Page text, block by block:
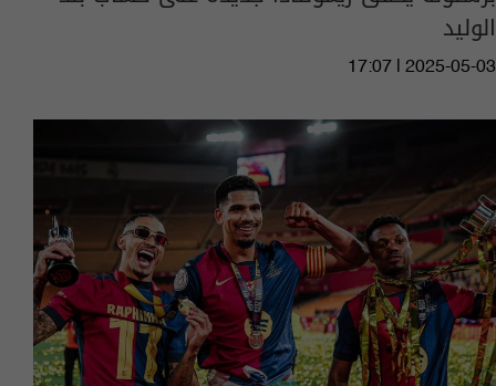
الوليد
17:07 | 2025-05-03